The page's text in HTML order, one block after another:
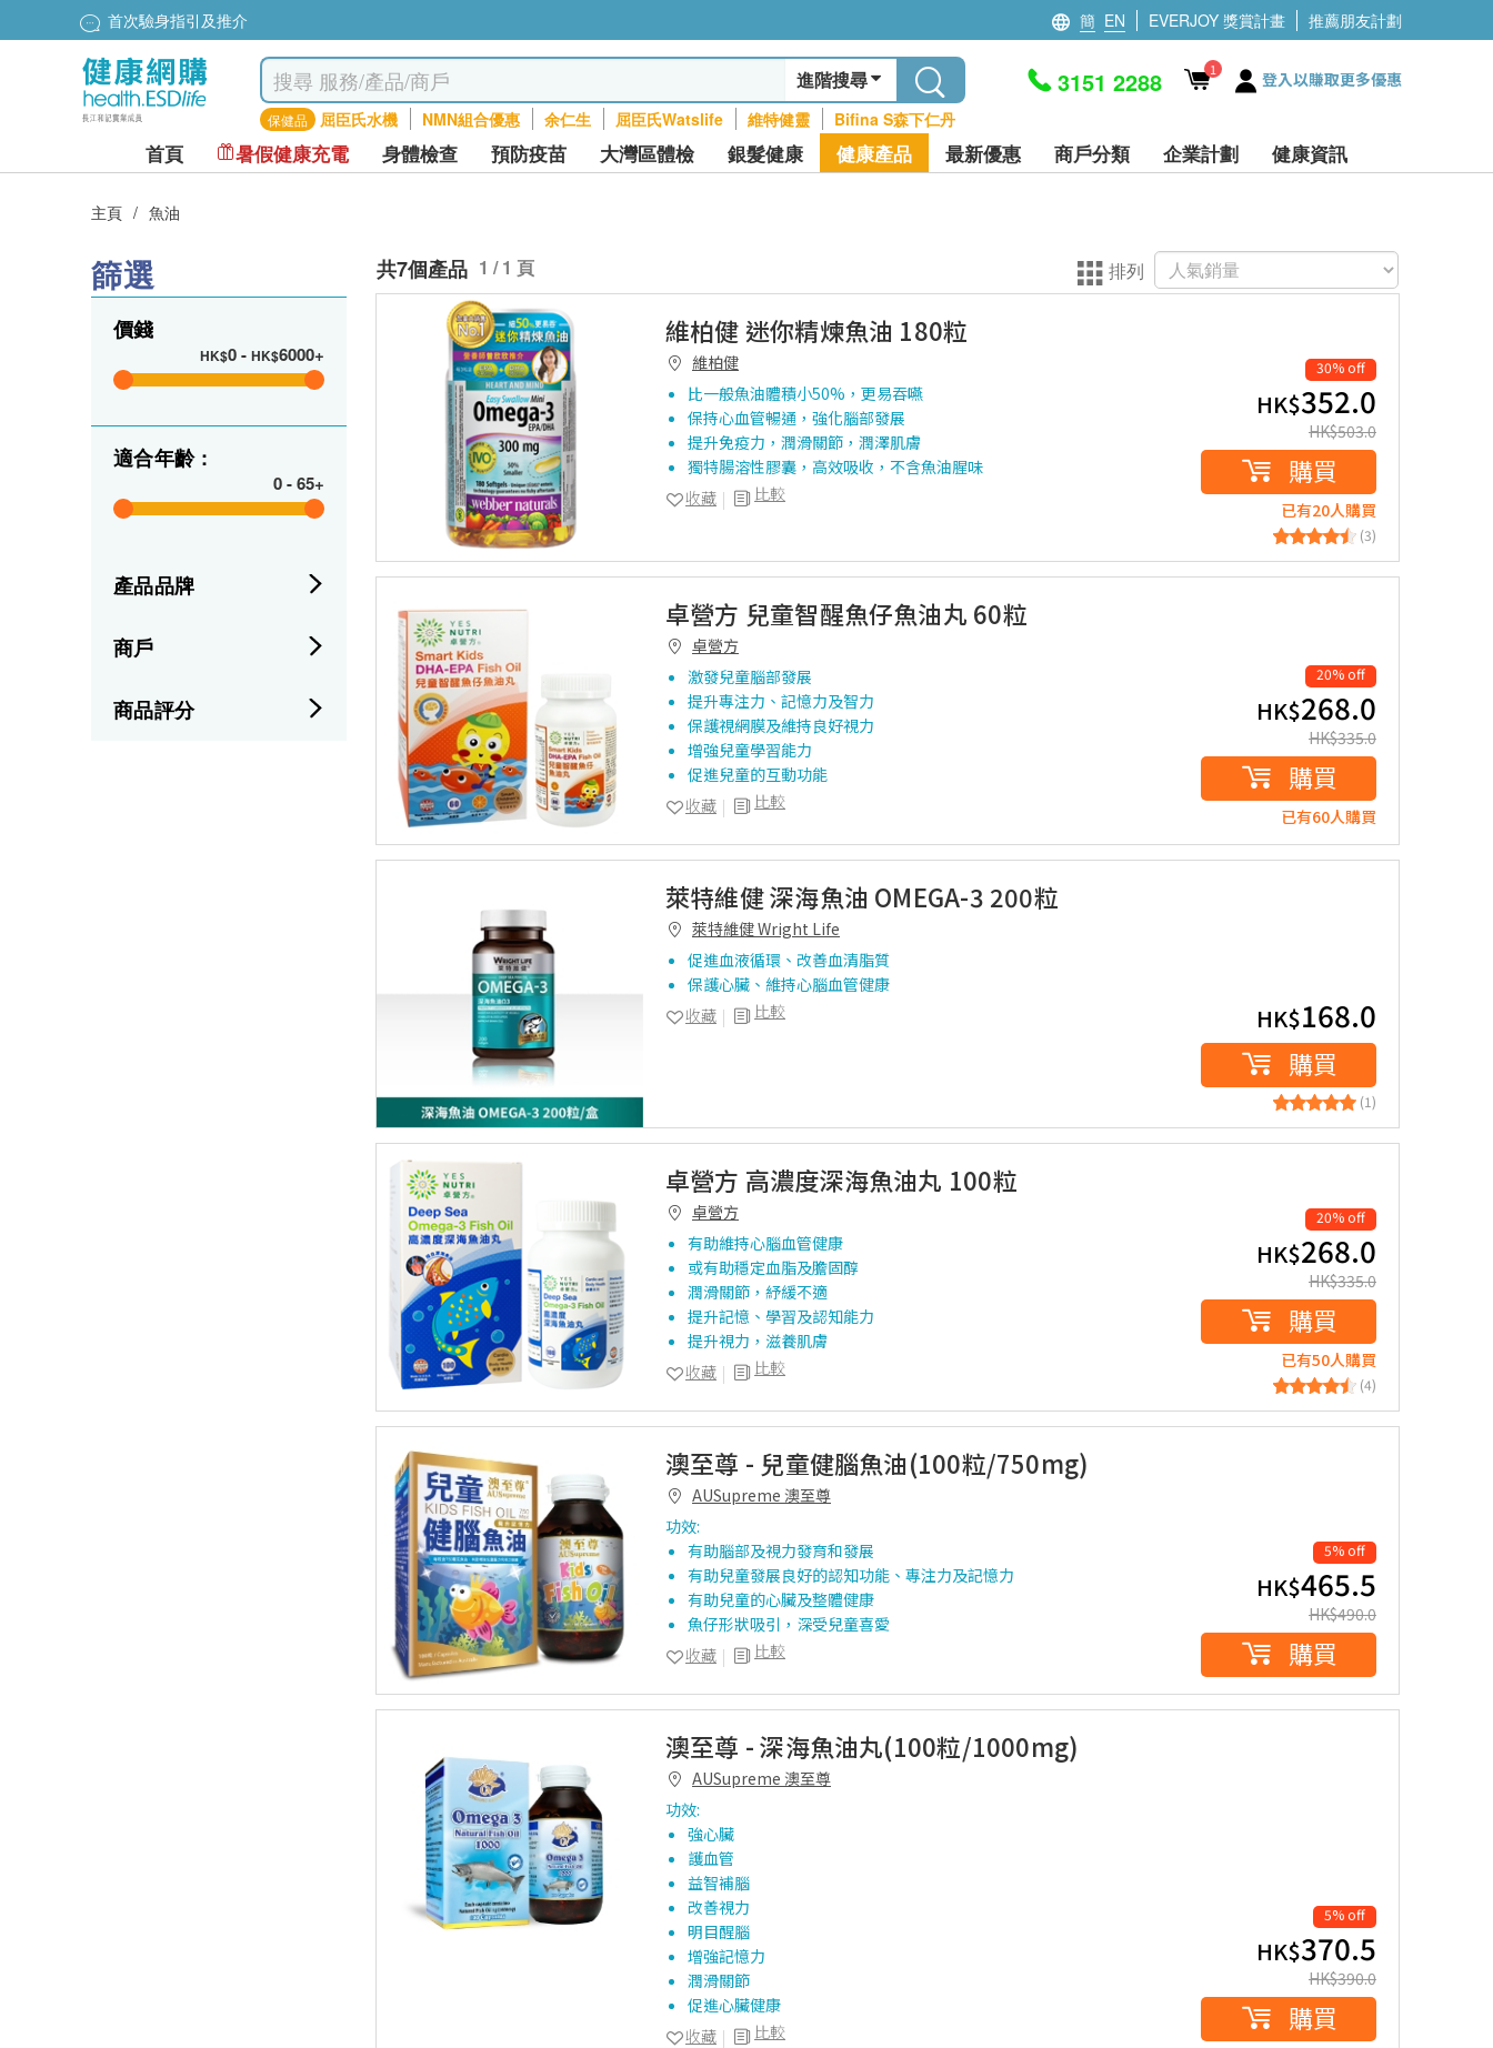
首次驗身指引及推介 簡 EN EVERJOY 獎賞計畫 推薦朋友計劃
進階搜尋
保健品 屈臣氏水機 NMN組合優惠 余仁生 屈臣氏Watslife 維特健靈 Bifina S森下仁丹
3151 2288 1 登入以賺取更多優惠
首頁 暑假健康充電 身體檢查 預防疫苗 大灣區體檢 銀髮健康 健康產品 最新優惠 商戶分類 企業計劃 健康資訊
主頁 / 魚油
篩選
價錢
HK$0- HK$6000+
適合年齡 :
0-65+
產品品牌
商戶
商品評分
共7個產品 1 / 1 頁 排列
維柏健 迷你精煉魚油 180粒
維柏健
比一般魚油體積小50%，更易吞嚥
保持心血管暢通，強化腦部發展
提升免疫力，潤滑關節，潤澤肌膚
獨特腸溶性膠囊，高效吸收，不含魚油腥味
比較
收藏
30% off
HK$352.0
HK$503.0
購買
已有20人購買
(3)
卓營方 兒童智醒魚仔魚油丸 60粒
卓營方
激發兒童腦部發展
提升專注力、記憶力及智力
保護視網膜及維持良好視力
增強兒童學習能力
促進兒童的互動功能
比較
收藏
20% off
HK$268.0
HK$335.0
購買
已有60人購買
萊特維健 深海魚油 OMEGA-3 200粒
萊特維健 Wright Life
促進血液循環、改善血清脂質
保護心臟、維持心腦血管健康
比較
收藏 HK$168.0
購買
(1)
卓營方 高濃度深海魚油丸 100粒
卓營方
有助維持心腦血管健康
或有助穩定血脂及膽固醇
潤滑關節，紓緩不適
提升記憶、學習及認知能力
提升視力，滋養肌膚
比較
收藏
20% off
HK$268.0
HK$335.0
購買
已有50人購買
(4)
澳至尊 - 兒童健腦魚油(100粒/750mg)
AUSupreme 澳至尊
功效:
有助腦部及視力發育和發展
有助兒童發展良好的認知功能、專注力及記憶力
有助兒童的心臟及整體健康
魚仔形狀吸引，深受兒童喜愛
比較
收藏
5% off
HK$465.5
HK$490.0
購買
澳至尊 - 深海魚油丸(100粒/1000mg)
AUSupreme 澳至尊
功效:
強心臟
護血管
益智補腦
改善視力
明目醒腦
增強記憶力
潤滑關節
促進心臟健康
比較
收藏
5% off
HK$370.5
HK$390.0
購買